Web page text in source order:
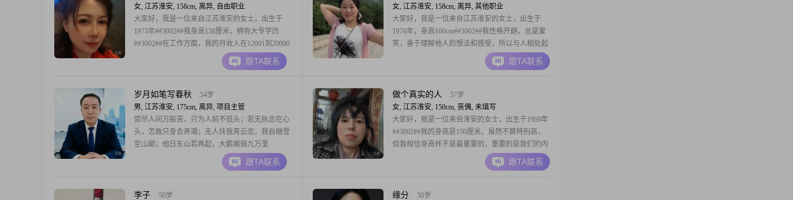
光。我
女, 江苏淮安, 158cm, 离异, 自由职业
大家好，我是一位来自江苏淮安的女士，出生于
1973年##3002##我身高158厘米，拥有大专学历
##3002##在工作方面，我的月收入在12001到20000
元之间##3002##说到性格，我自认为自己是一个温
柔体贴##3001##善解人意的人##3002##在生活中，
极的
跟TA联系
女, 江苏淮安, 158cm, 离异, 其他职业
大家好，我是一位来自江苏淮安的女士，出生于
1976年，身高160cm##3002##我性格开朗，总是爱
笑，善于理解他人的想法和感受，所以与人相处起
来非常融洽##3002##在生活中，我独立且自信，热
爱每一天，享受生活中的每一个小确幸##3002##我
的基础##3002##我注
跟TA联系
岁月如笔写春秋
54岁
男, 江苏淮安, 175cm, 离异, 项目主管
尝尽人间万般苦，只为人前不低头；若无执念在心
头，怎敢只身去弄潮；无人扶我青云志，我自踏雪
至山巅；他日东山若再起，大鹏展翅九万里
跟TA联系
做个真实的人
57岁
女, 江苏淮安, 150cm, 丧偶, 未填写
大家好，我是一位来自淮安的女士，出生于1969年
##3002##我的身高是150厘米，虽然不算特别高，
但我相信身高并不是最重要的，重要的是我们的内
心是否契合##3002##我目前的月收入在3001到5000
元之间，虽然不算特别富裕，但足够维持一个简单
高，但我一直在努力提
跟TA联系
李子
50岁
缘分
50岁